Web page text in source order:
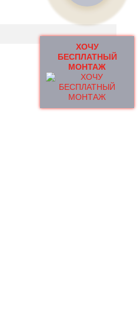
ХОЧУ
БЕСПЛАТНЫЙ
МОНТАЖ